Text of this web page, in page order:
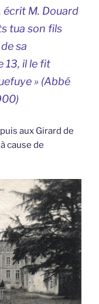
écrit M. Douard
tua son fils
sa
13, il le fit
» (Abbé
aux Girard de
cause de